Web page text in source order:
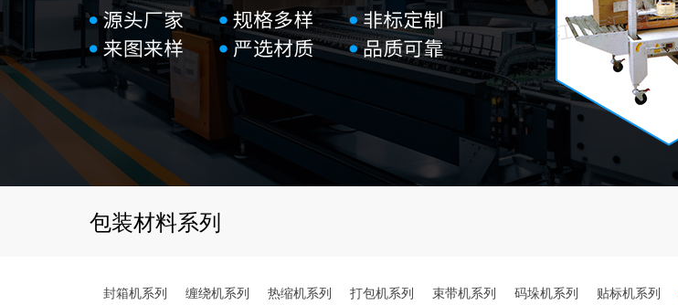
包装材料系列
封箱机系列 缠绕机系列 热缩机系列 打包机系列 束带机系列 码垛机系列 贴标机系列